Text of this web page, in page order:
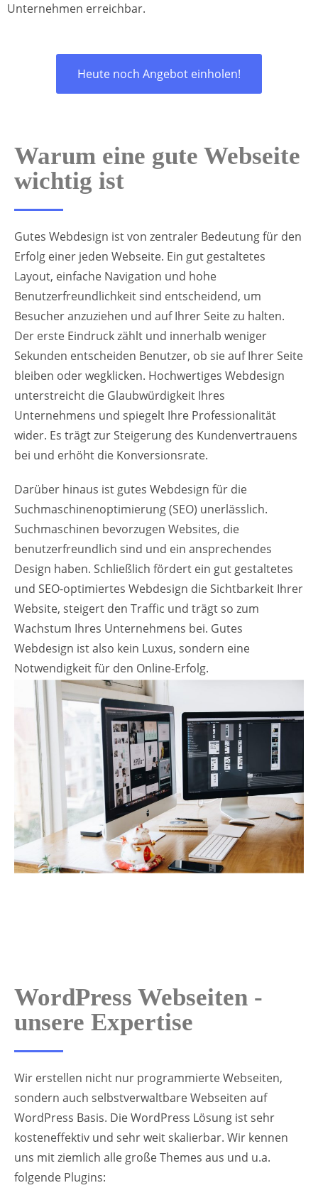
Unternehmen erreichbar.
Heute noch Angebot einholen!
Warum eine gute Webseite
wichtig ist
Gutes Webdesign ist von zentraler Bedeutung für den
Erfolg einer jeden Webseite. Ein gut gestaltetes
Layout, einfache Navigation und hohe
Benutzerfreundlichkeit sind entscheidend, um
Besucher anzuziehen und auf Ihrer Seite zu halten.
Der erste Eindruck zählt und innerhalb weniger
Sekunden entscheiden Benutzer, ob sie auf Ihrer Seite
bleiben oder wegklicken. Hochwertiges Webdesign
unterstreicht die Glaubwürdigkeit Ihres
Unternehmens und spiegelt Ihre Professionalität
wider. Es trägt zur Steigerung des Kundenvertrauens
bei und erhöht die Konversionsrate.
Darüber hinaus ist gutes Webdesign für die
Suchmaschinenoptimierung (SEO) unerlässlich.
Suchmaschinen bevorzugen Websites, die
benutzerfreundlich sind und ein ansprechendes
Design haben. Schließlich fördert ein gut gestaltetes
und SEO-optimiertes Webdesign die Sichtbarkeit Ihrer
Website, steigert den Traffic und trägt so zum
Wachstum Ihres Unternehmens bei. Gutes
Webdesign ist also kein Luxus, sondern eine
Notwendigkeit für den Online-Erfolg.
WordPress Webseiten -
unsere Expertise
Wir erstellen nicht nur programmierte Webseiten,
sondern auch selbstverwaltbare Webseiten auf
WordPress Basis. Die WordPress Lösung ist sehr
kosteneffektiv und sehr weit skalierbar. Wir kennen
uns mit ziemlich alle große Themes aus und u.a.
folgende Plugins: